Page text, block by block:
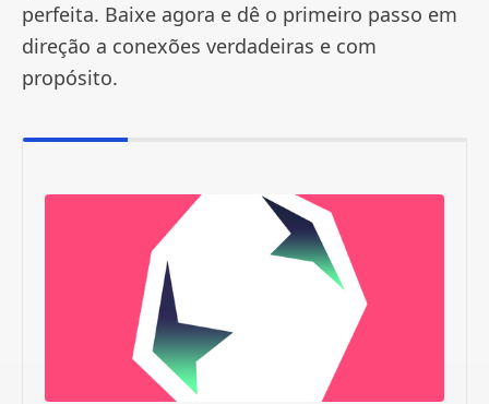
perfeita. Baixe agora e dê o primeiro passo em
direção a conexões verdadeiras e com
propósito.